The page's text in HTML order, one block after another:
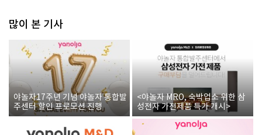
많이 본 기사
야놀자17주년 기념 야놀자 통합발
주센터 할인 프로모션 진행
<야놀자 MRO, 숙박업소 위한 삼
성전자 가전제품 특가 개시>